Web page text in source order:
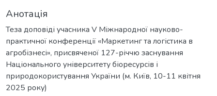
Анотація
Теза доповіді учасника V Міжнародної науково-
практичної конференції «Маркетинг та логістика в
агробізнесі», присвяченої 127-річчю заснування
Національного університету біоресурсів і
природокористування України (м. Київ, 10-11 квітня
2025 року)